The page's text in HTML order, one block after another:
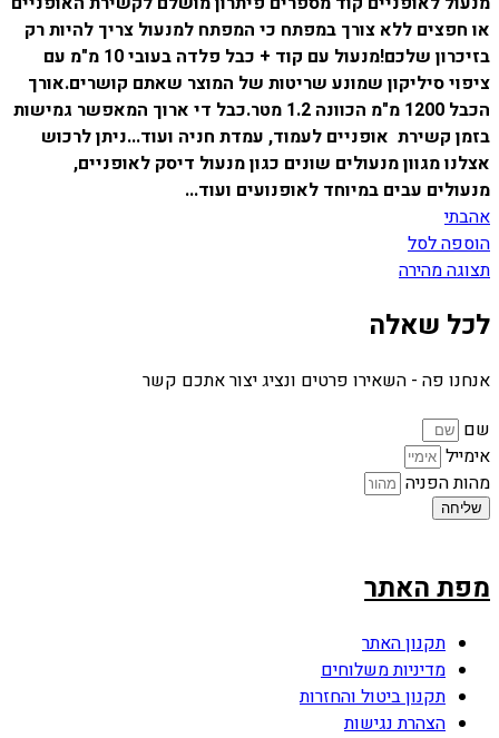
או חפצים ללא צורך במפתח כי המפתח למנעול צריך להיות רק
בזיכרון שלכם!
מנעול עם קוד + כבל פלדה בעובי 10 מ"מ עם
ציפוי סיליקון שמונע שריטות של המוצר שאתם קושרים.אורך
הכבל 1200 מ"מ הכוונה 1.2 מטר.
כבל די ארוך המאפשר גמישות
בזמן קשירת אופניים לעמוד, עמדת חניה ועוד...ניתן לרכוש
אצלנו מגוון מנעולים שונים כגון מנעול דיסק לאופניים,
מנעולים עבים במיוחד לאופנועים ועוד...
אהבתי
הוספה לסל
תצוגה מהירה
לכל שאלה
אנחנו פה - השאירו פרטים ונציג יצור אתכם קשר
שם
אימייל
מהות הפניה
שליחה
מפת האתר
תקנון האתר
מדיניות משלוחים
תקנון ביטול והחזרות
הצהרת נגישות